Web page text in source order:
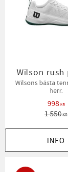
Wilson rush
Wilsons bästa
herr.
998KR
1 550KR
INFO